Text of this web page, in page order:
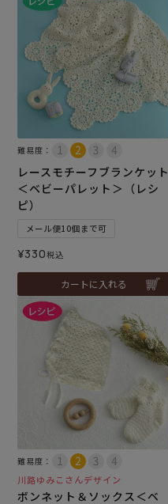
難易度：
レースモチーフブランケット
＜ベビーパレット＞（レシ
ピ）
メール便10個まで可
¥330税込
カートに入れる
難易度：
川路ゆみこさんデザイン
ボンネット＆ソックス＜ベ